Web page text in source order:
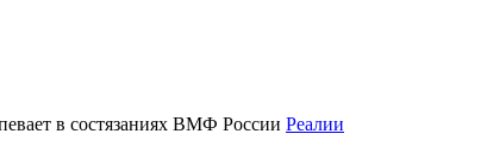
Реалии